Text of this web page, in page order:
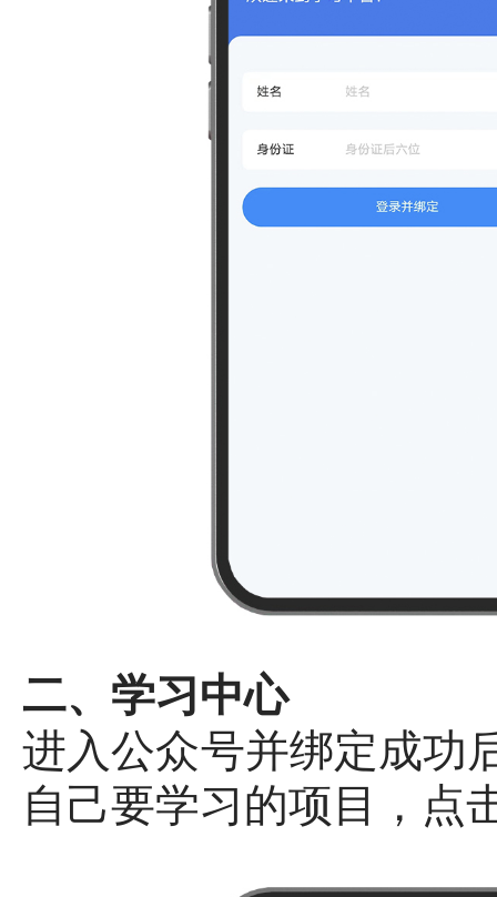
二、学习中心
进入公众号并绑定成功
自己要学习的项目，点